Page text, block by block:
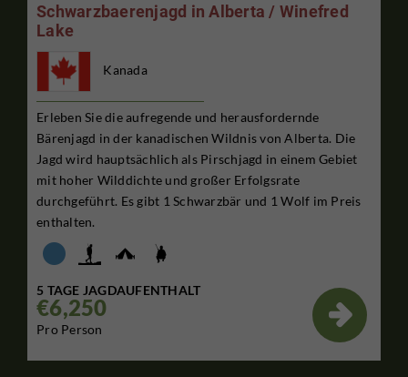
Schwarzbaerenjagd in Alberta / Winefred
Lake
Kanada
Erleben Sie die aufregende und herausfordernde
Bärenjagd in der kanadischen Wildnis von Alberta. Die
Jagd wird hauptsächlich als Pirschjagd in einem Gebiet
mit hoher Wilddichte und großer Erfolgsrate
durchgeführt. Es gibt 1 Schwarzbär und 1 Wolf im Preis
enthalten.
5 TAGE JAGDAUFENTHALT
€6,250
Pro Person
